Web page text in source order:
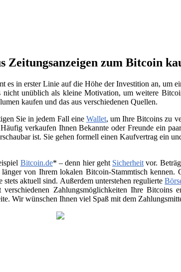
zum Bitcoin
es in erster Linie auf die Höhe der Investition an, um
unüblich als kleine Motivation, um weitere
kaufen und das aus verschiedenen Quellen.
Sie in jedem Fall eine Wallet, um Ihre Bitcoins zu
verkaufen Ihnen Bekannte oder Freunde ein
ist. Sie gehen formell einen Kaufvertrag ein
Bitcoin.de* – denn hier geht Sicherheit vor.
von Ihrem lokalen Bitcoin-Stammtisch
aktuell sind. Außerdem unterstehen regulierte
Zahlungsmöglichkeiten Ihre Bitcoins
Wir wünschen Ihnen viel Spaß mit dem